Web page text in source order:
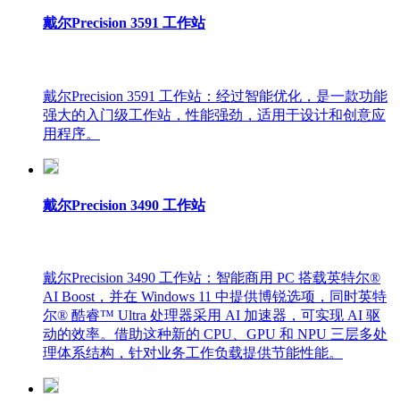
戴尔Precision 3591 工作站
戴尔Precision 3591 工作站：经过智能优化，是一款功能
强大的入门级工作站，性能强劲，适用于设计和创意应
用程序。
戴尔Precision 3490 工作站
戴尔Precision 3490 工作站：智能商用 PC 搭载英特尔®
AI Boost，并在 Windows 11 中提供博锐选项，同时英特
尔® 酷睿™ Ultra 处理器采用 AI 加速器，可实现 AI 驱
动的效率。借助这种新的 CPU、GPU 和 NPU 三层多处
理体系结构，针对业务工作负载提供节能性能。